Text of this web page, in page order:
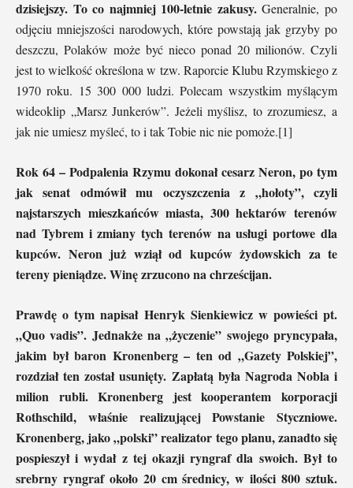
dzisiejszy. To co najmniej 100-letnie zakusy.Generalnie, po
odjęciu mniejszości narodowych, które powstają jak grzyby po
deszczu, Polaków może być nieco ponad 20 milionów. Czyli
jest to wielkość określona w tzw. Raporcie Klubu Rzymskiego z
1970 roku. 15 300 000 ludzi. Polecam wszystkim myślącym
wideoklip „Marsz Junkerów”. Jeżeli myślisz, to zrozumiesz, a
jak nie umiesz myśleć, to i tak Tobie nic nie pomoże.[1]
Rok 64 – Podpalenia Rzymu dokonał cesarz Neron, po tym
jak senat odmówił mu oczyszczenia z „hołoty”, czyli
najstarszych mieszkańców miasta, 300 hektarów terenów
nad Tybrem i zmiany tych terenów na usługi portowe dla
kupców. Neron już wziął od kupców żydowskich za te
tereny pieniądze. Winę zrzucono na chrześcijan.
Prawdę o tym napisał Henryk Sienkiewicz w powieści pt.
„Quo vadis”. Jednakże na „życzenie” swojego pryncypała,
jakim był baron Kronenberg – ten od „Gazety Polskiej”,
rozdział ten został usunięty. Zapłatą była Nagroda Nobla i
milion rubli. Kronenberg jest kooperantem korporacji
Rothschild, właśnie realizującej Powstanie Styczniowe.
Kronenberg, jako „polski” realizator tego planu, zanadto się
pospieszył i wydał z tej okazji ryngraf dla swoich. Był to
srebrny ryngraf około 20 cm średnicy, w ilości 800 sztuk.